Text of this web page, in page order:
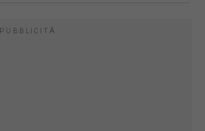
PUBBLICITÀ